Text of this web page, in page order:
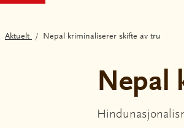
Aktuelt Nepal kriminaliserer skifte av tru
Nepal